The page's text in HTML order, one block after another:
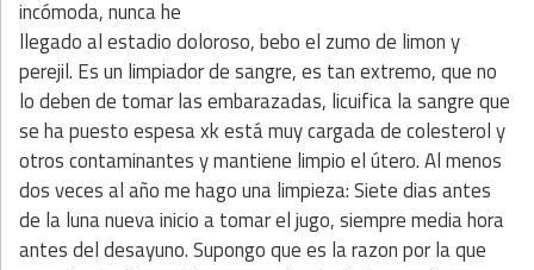
incómoda, nunca he
llegado al estadio doloroso, bebo el zumo de limon y
perejil. Es un limpiador de sangre, es tan extremo, que no
lo deben de tomar las embarazadas, licuifica la sangre que
se ha puesto espesa xk está muy cargada de colesterol y
otros contaminantes y mantiene limpio el útero. Al menos
dos veces al año me hago una limpieza: Siete dias antes
de la luna nueva inicio a tomar el jugo, siempre media hora
antes del desayuno. Supongo que es la razon por la que